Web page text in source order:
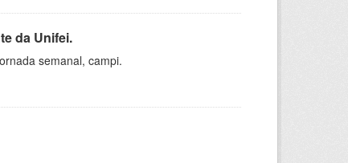
da Unifei.
semanal, campi.